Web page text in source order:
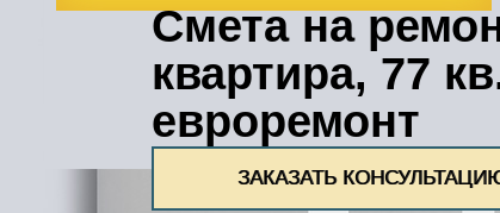
ЗАКАЗАТЬ
Смета на
квартира, 77
евроремонт